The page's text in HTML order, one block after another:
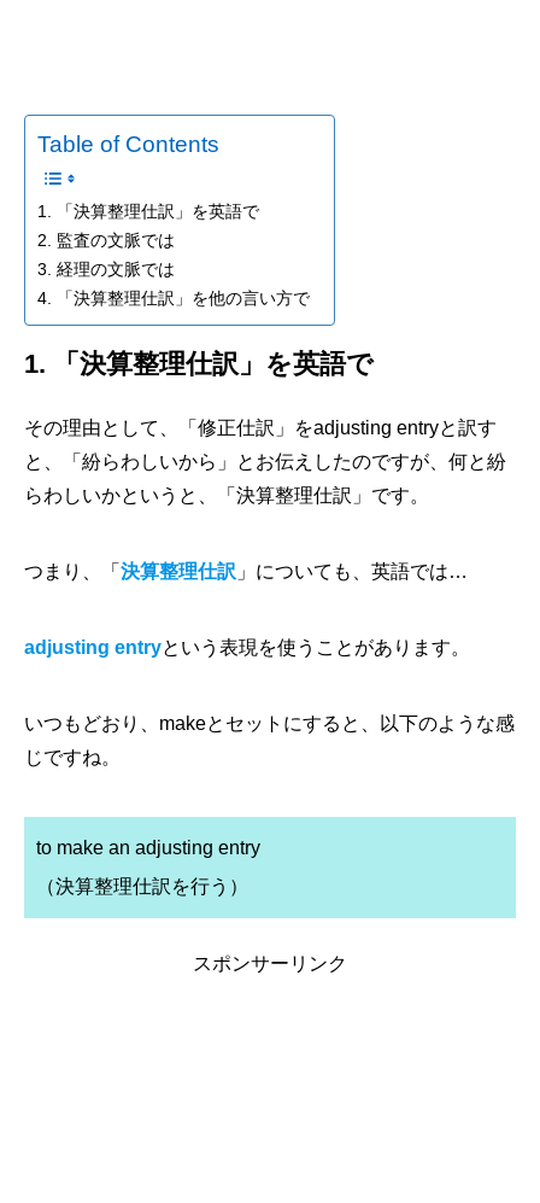
Table of Contents
1. 「決算整理仕訳」を英語で
2. 監査の文脈では
3. 経理の文脈では
4. 「決算整理仕訳」を他の言い方で
1. 「決算整理仕訳」を英語で
その理由として、「修正仕訳」をadjusting entryと訳す
と、「紛らわしいから」とお伝えしたのですが、何と紛
らわしいかというと、「決算整理仕訳」です。
つまり、「 決算整理仕訳 」についても、英語では…
adjusting entryという表現を使うことがあります。
いつもどおり、makeとセットにすると、以下のような感
じですね。
to make an adjusting entry
（決算整理仕訳を行う）
スポンサーリンク